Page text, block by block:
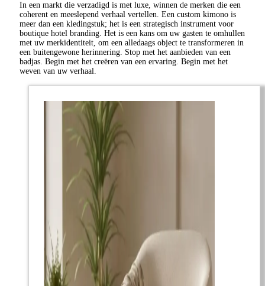
In een markt die verzadigd is met luxe, winnen de merken die een
coherent en meeslepend verhaal vertellen. Een custom kimono is
meer dan een kledingstuk; het is een strategisch instrument voor
boutique hotel branding. Het is een kans om uw gasten te omhullen
met uw merkidentiteit, om een alledaags object te transformeren in
een buitengewone herinnering. Stop met het aanbieden van een
badjas. Begin met het creëren van een ervaring. Begin met het
weven van uw verhaal.